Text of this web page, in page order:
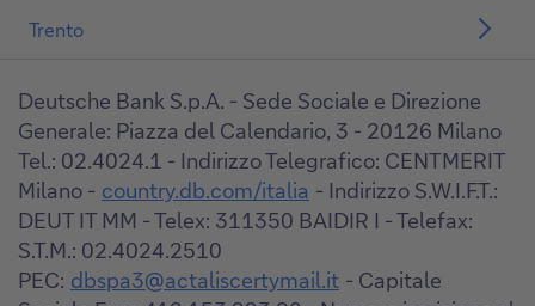
Trento
Deutsche Bank S.p.A. - Sede Sociale e Direzione
Generale: Piazza del Calendario, 3 - 20126 Milano
Tel.: 02.4024.1 - Indirizzo Telegrafico: CENTMERIT
Milano - country.db.com/italia - Indirizzo S.W.I.F.T.:
DEUT IT MM - Telex: 311350 BAIDIR I - Telefax:
S.T.M.: 02.4024.2510
PEC: dbspa3@actaliscertymail.it - Capitale